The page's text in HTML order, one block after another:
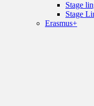
Stage
Stage
Erasmus+